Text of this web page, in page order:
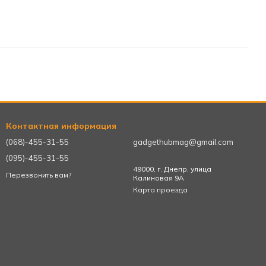
Контактная информация
(068)-455-31-55
(095)-455-31-55
Перезвонить вам?
gadgethubmag@gmail.com
49000, г. Днепр, улица
Калиновая 9А
Карта проезда